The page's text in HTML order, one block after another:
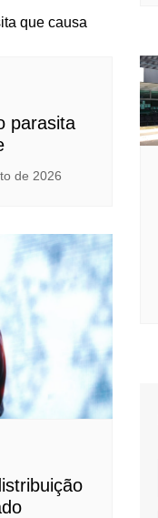
parasita
de 2026